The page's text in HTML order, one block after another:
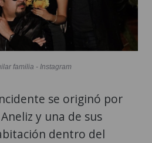
familia - Instagram
se originó por
y una de sus
dentro del